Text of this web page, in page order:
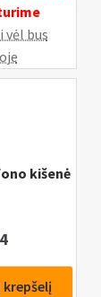
vėl bus
kišenė
krepšelį